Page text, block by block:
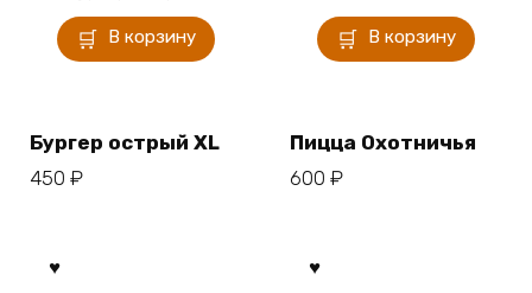
В корзину
Бургер острый XL
450 ₽
В корзину
Пицца Охотничья
600 ₽